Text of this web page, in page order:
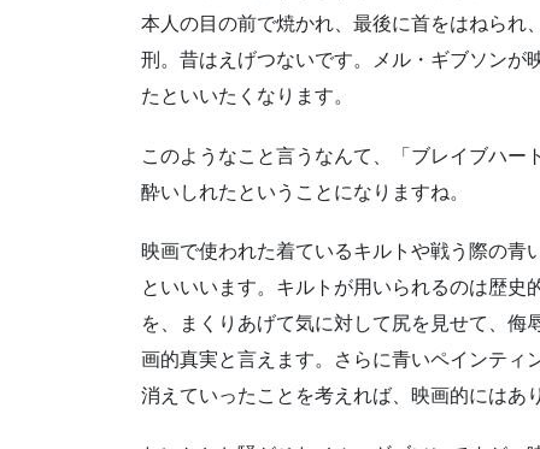
本人の目の前で焼かれ、最後に首をはねられ
刑。昔はえげつないです。メル・ギブソンが
たといいたくなります。
このようなこと言うなんて、「ブレイブハ
酔いしれたということになりますね。
映画で使われた着ているキルトや戦う際の青
といいいます。キルトが用いられるのは歴
を、まくりあげて気に対して尻を見せて、
画的真実と言えます。さらに青いペインティ
消えていったことを考えれば、映画的にはあ